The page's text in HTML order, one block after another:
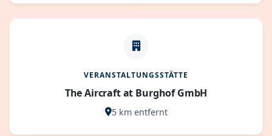
VERANSTALTUNGSSTÄTTE
The Aircraft at Burghof GmbH
5 km entfernt